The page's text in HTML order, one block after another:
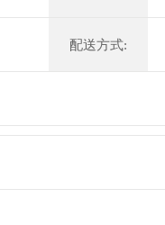
配送方式: